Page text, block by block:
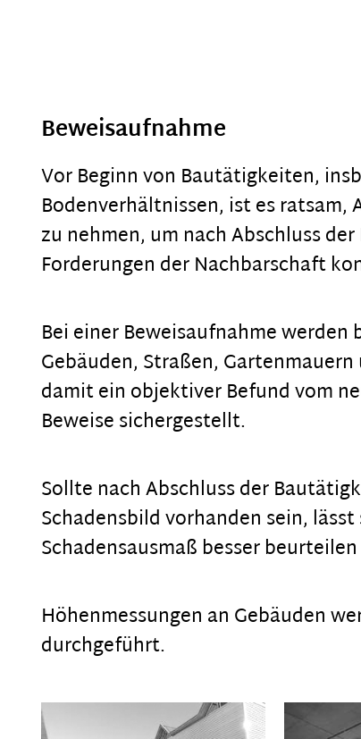
Beweisaufnahme
Vor Beginn von Bautätigkeiten,
Bodenverhältnissen, ist es ratsam,
zu nehmen, um nach Abschluss
Forderungen der Nachbarschaft
Bei einer Beweisaufnahme werden
Gebäuden, Straßen,
damit ein objektiver Befund vom
Beweise sichergestellt.
Sollte nach Abschluss der
Schadensbild vorhanden sein,
Schadensausmaß besser
Höhenmessungen an Gebäuden
durchgeführt.